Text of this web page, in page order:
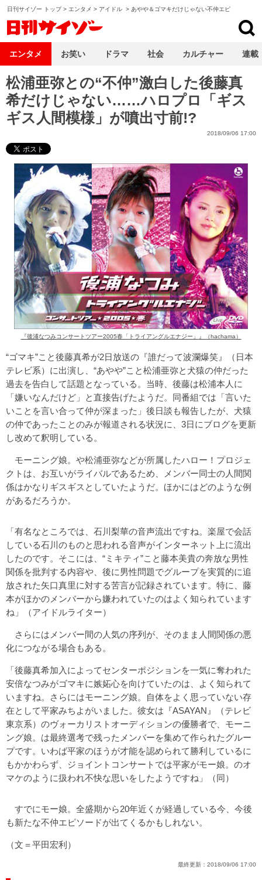
日刊サイゾー トップ> エンタメ > アイドル > あやや＆ゴマキだけじゃない不仲エピ
松浦亜弥との“不仲”激白した後藤真
希だけじゃない……ハロプロ「ギス
ギス人間模様」が噴出寸前!?
2018/09/06 17:00
『後浦なつみコンサートツアー2005春「トライアングルエナジー」』（hachama）
“ゴマキ”こと後藤真希が2日放送の『誰だって波瀾爆笑』（日本
テレビ系）に出演し、“あやや”こと松浦亜弥と犬猿の仲だった
過去を告白して話題となっている。当時、後藤は松浦本人に
「嫌いなんだけど」と直接告げたようだ。同番組では「言いた
いことを言い合って仲が深まった」後日談も報告したが、犬猿
の仲であったことのみが報道される状況に、3日にブログを更新
し改めて釈明している。
モーニング娘。や松浦亜弥などが所属したハロー！プロジェ
クトは、お互いがライバルであるため、メンバー同士の人間関
係はかなりギスギスとしていたようだ。ほかにはどのような例
があるだろうか。
「有名なところでは、石川梨華の音声流出ですね。楽屋で会話
している石川のものと思われる音声がインターネット上に流出
したのです。そこには、“ミキティ”こと藤本美貴の奔放な男性
関係を批判する内容や、後に男性問題でグループを実質的に追
放された矢口真里に対する苦言が記録されています。特に、藤
本がほかのメンバーから嫌われていたのはよく知られています
ね」（アイドルライター）
さらにはメンバー間の人気の序列が、そのまま人間関係の悪
化につながる場合もある。
「後藤真希加入によってセンターポジションを一気に奪われた
安倍なつみがゴマキに嫉妬心を向けていたのは、よく知られて
いますね。さらにはモーニング娘。自体をよく思っていない存
在として平家みちよがいました。彼女は『ASAYAN』（テレビ
東京系）のヴォーカリストオーディションの優勝者で、モーニ
ング娘。は最終選考で残ったメンバーを集めて作られたグルー
プです。いわば平家のほうが才能を認められて勝利しているに
もかかわらず、ジョイントコンサートでは平家がモー娘。のオ
マケのように扱われ不快な思いをしたようですね」（同）
すでにモー娘。全盛期から20年近くが経過している今、今後
も新たな不仲エピソードが出てくるかもしれない。
（文＝平田宏利）
最終更新： 2018/09/06 17:00
エンタメ お笑い ドラマ 社会 カルチャー 連載